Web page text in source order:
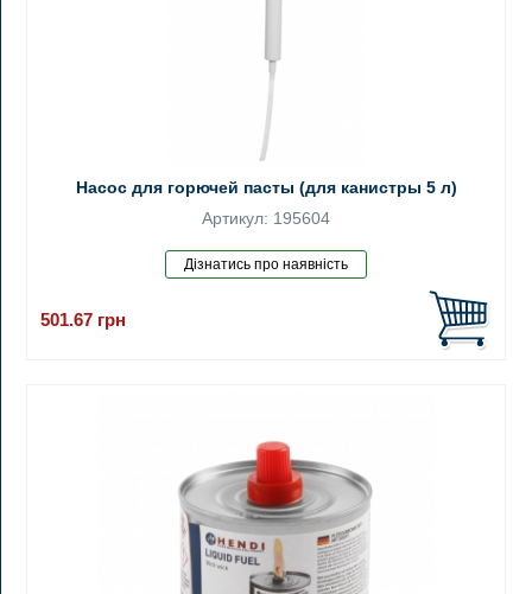
Насос для горючей пасты (для канистры 5 л)
Артикул: 195604
501.67 грн